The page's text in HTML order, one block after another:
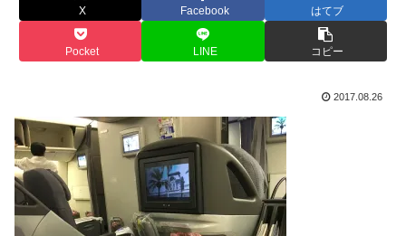
X Facebook はてブ
Pocket LINE コピー
2017.08.26